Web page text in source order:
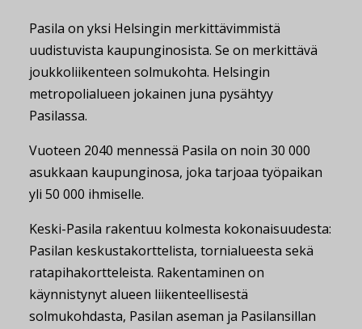
Pasila on yksi Helsingin merkittävimmistä
uudistuvista kaupunginosista. Se on merkittävä
joukkoliikenteen solmukohta. Helsingin
metropolialueen jokainen juna pysähtyy
Pasilassa.
Vuoteen 2040 mennessä Pasila on noin 30 000
asukkaan kaupunginosa, joka tarjoaa työpaikan
yli 50 000 ihmiselle.
Keski-Pasila rakentuu kolmesta kokonaisuudesta:
Pasilan keskustakorttelista, tornialueesta sekä
ratapihakortteleista. Rakentaminen on
käynnistynyt alueen liikenteellisestä
solmukohdasta, Pasilan aseman ja Pasilansillan